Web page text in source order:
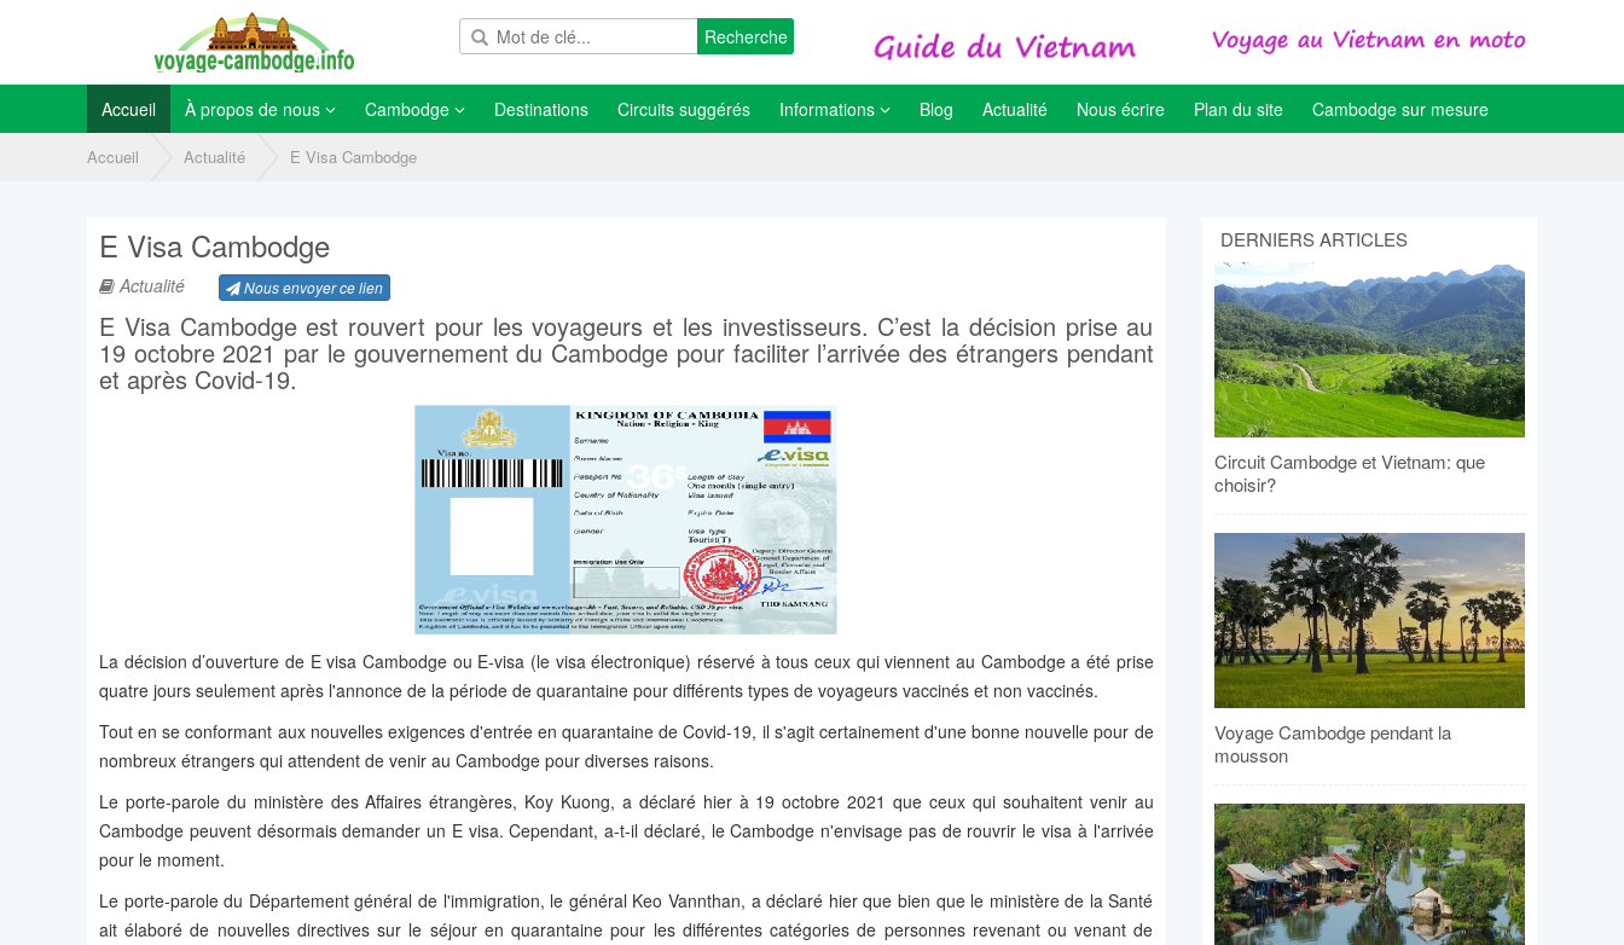
Recherche
Accueil À propos de nous Cambodge Destinations Circuits suggérés Informations Blog Actualité Nous écrire Plan du site Cambodge sur mesure
Accueil Actualité E Visa Cambodge
E Visa Cambodge
Actualité Nous envoyer ce lien
E Visa Cambodge est rouvert pour les voyageurs et les investisseurs. C’est la décision prise au
19 octobre 2021 par le gouvernement du Cambodge pour faciliter l’arrivée des étrangers pendant
et après Covid-19.
La décision d’ouverture de E visa Cambodge ou E-visa (le visa électronique) réservé à tous ceux qui viennent au Cambodge a été prise
quatre jours seulement après l'annonce de la période de quarantaine pour différents types de voyageurs vaccinés et non vaccinés.
Tout en se conformant aux nouvelles exigences d'entrée en quarantaine de Covid-19, il s'agit certainement d'une bonne nouvelle pour de
nombreux étrangers qui attendent de venir au Cambodge pour diverses raisons.
Le porte-parole du ministère des Affaires étrangères, Koy Kuong, a déclaré hier à 19 octobre 2021 que ceux qui souhaitent venir au
Cambodge peuvent désormais demander un E visa. Cependant, a-t-il déclaré, le Cambodge n'envisage pas de rouvrir le visa à l'arrivée
pour le moment.
Le porte-parole du Département général de l'immigration, le général Keo Vannthan, a déclaré hier que bien que le ministère de la Santé
ait élaboré de nouvelles directives sur le séjour en quarantaine pour les différentes catégories de personnes revenant ou venant de
DERNIERS ARTICLES
Circuit Cambodge et Vietnam: que
choisir?
Voyage Cambodge pendant la
mousson